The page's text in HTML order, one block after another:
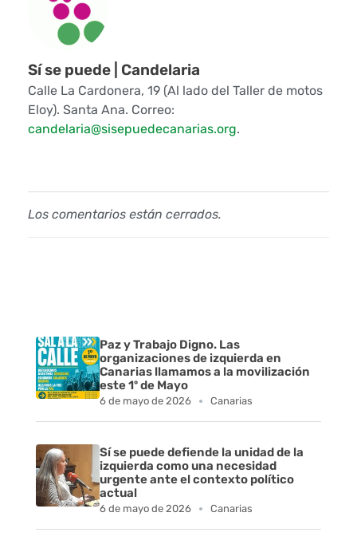
s
t
a
l
a
f
c
u
t
Sí se puede | Candelaria
Calle La Cardonera, 19 (Al lado del Taller de motos
Eloy). Santa Ana. Correo:
candelaria@sisepuedecanarias.org.
Los comentarios están cerrados.
Paz y Trabajo Digno. Las
organizaciones de izquierda en
Canarias llamamos a la movilización
este 1º de Mayo
6 de mayo de 2026 Canarias
Sí se puede defiende la unidad de la
izquierda como una necesidad
urgente ante el contexto político
actual
6 de mayo de 2026 Canarias